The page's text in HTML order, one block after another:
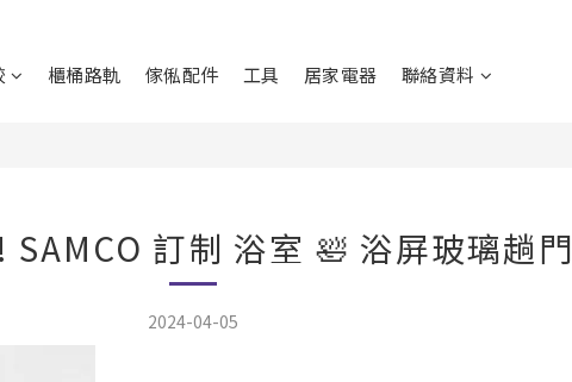
櫃桶路軌 傢俬配件 工具 居家電器 聯絡資料
訂制 浴室 🛀 浴屏玻璃趟門
2024-04-05